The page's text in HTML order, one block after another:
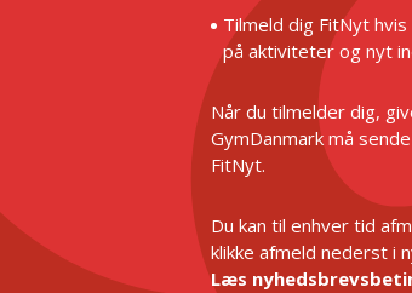
Tilmeld dig FitNyt
på aktiviteter og nyt
Når du tilmelder dig,
GymDanmark må
FitNyt.
Du kan til enhver tid
klikke afmeld nederst i
Læs